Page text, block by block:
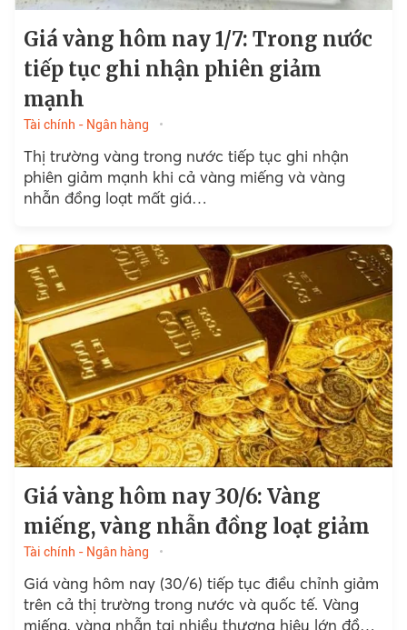
Giá vàng hôm nay 1/7: Trong nước
tiếp tục ghi nhận phiên giảm
mạnh
Tài chính - Ngân hàng
Thị trường vàng trong nước tiếp tục ghi nhận
phiên giảm mạnh khi cả vàng miếng và vàng
nhẫn đồng loạt mất giá…
Giá vàng hôm nay 30/6: Vàng
miếng, vàng nhẫn đồng loạt giảm
Tài chính - Ngân hàng
Giá vàng hôm nay (30/6) tiếp tục điều chỉnh giảm
trên cả thị trường trong nước và quốc tế. Vàng
miếng, vàng nhẫn tại nhiều thương hiệu lớn đồng